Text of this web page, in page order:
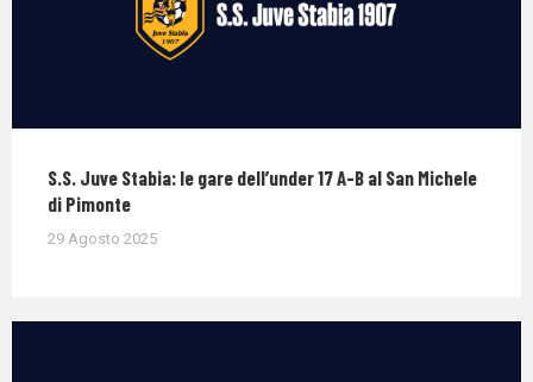
S.S. Juve Stabia: le gare dell’under 17 A-B al San Michele
di Pimonte
29 Agosto 2025